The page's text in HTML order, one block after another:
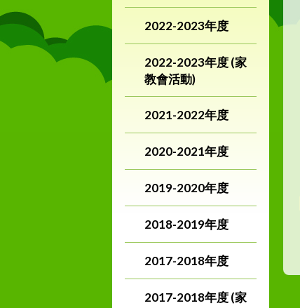
2022-2023年度
2022-2023年度 (家
教會活動)
2021-2022年度
2020-2021年度
2019-2020年度
2018-2019年度
2017-2018年度
2017-2018年度 (家